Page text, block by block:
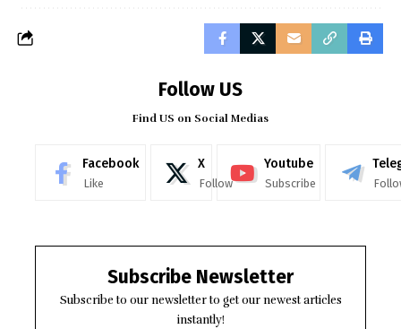
Follow US
Find US on Social Medias
Facebook
Like
X
Follow
Youtube
Subscribe
Subscribe Newsletter
Subscribe to our newsletter to get our newest articles
instantly!